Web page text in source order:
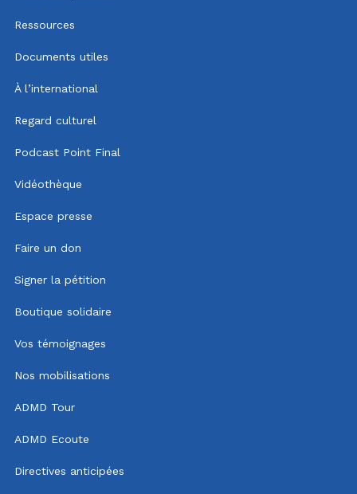
Ressources
Documents utiles
À l’international
Regard culturel
Podcast Point Final
Vidéothèque
Espace presse
Faire un don
Signer la pétition
Boutique solidaire
Vos témoignages
Nos mobilisations
ADMD Tour
ADMD Ecoute
Directives anticipées